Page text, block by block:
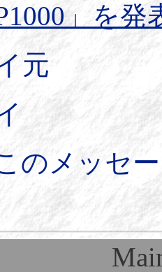
」を発
元
のメッセ